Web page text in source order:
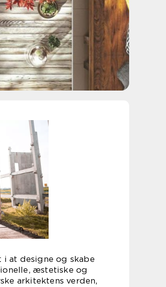
i at designe og skabe
æstetiske og
arkitektens verden,